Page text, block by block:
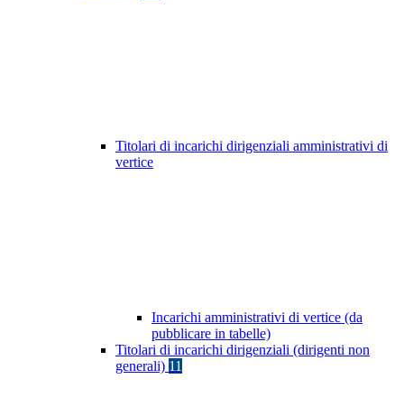
Titolari di incarichi dirigenziali amministrativi di
vertice
Incarichi amministrativi di vertice (da
pubblicare in tabelle)
Titolari di incarichi dirigenziali (dirigenti non
generali) 11